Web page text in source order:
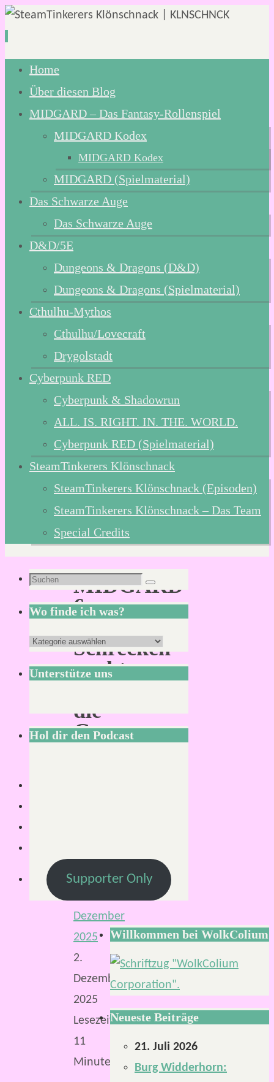
Zum
Inhalt
springen
Home
Über diesen Blog
MIDGARD – Das Fantasy-Rollenspiel
MIDGARD Kodex
MIDGARD Kodex
MIDGARD (Spielmaterial)
Das Schwarze Auge
Das Schwarze Auge
D&D/5E
Dungeons & Dragons (D&D)
Dungeons & Dragons (Spielmaterial)
Cthulhu-Mythos
Cthulhu/Lovecraft
Drygolstadt
Cyberpunk RED
Cyberpunk & Shadowrun
ALL. IS. RIGHT. IN. THE. WORLD.
Cyberpunk RED (Spielmaterial)
SteamTinkerers Klönschnack
SteamTinkerers Klönschnack (Episoden)
SteamTinkerers Klönschnack – Das Team
Special Credits
MIDGARD
6:
Ein
Schrecken
spukt
die
Gassen
S.
Dezember
2025
2.
Dezember
2025
Lesezeit:
11
Minuten
Suchen
nach:
Suchen
Wo finde ich was?
Wo
finde
ich
Unterstütze uns
Hol dir den Podcast
Supporter Only
Willkommen bei WolkColium
Neueste Beiträge
21. Juli 2026
Burg Widderhorn: